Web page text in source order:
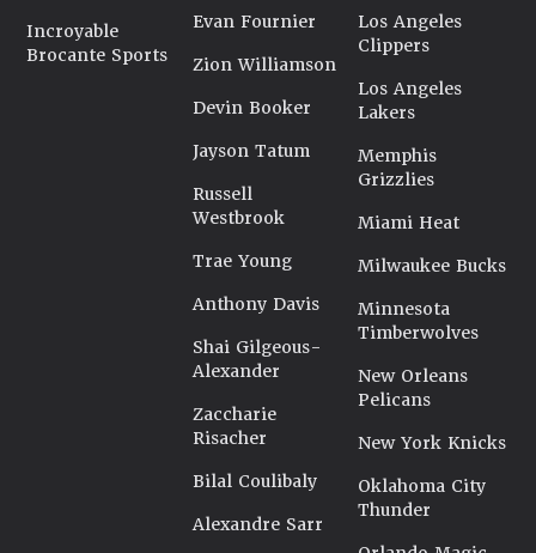
Incroyable
Brocante Sports
Evan Fournier
Zion Williamson
Devin Booker
Jayson Tatum
Russell
Westbrook
Trae Young
Anthony Davis
Shai Gilgeous-
Alexander
Zaccharie
Risacher
Bilal Coulibaly
Alexandre Sarr
Los Angeles
Clippers
Los Angeles
Lakers
Memphis
Grizzlies
Miami Heat
Milwaukee Bucks
Minnesota
Timberwolves
New Orleans
Pelicans
New York Knicks
Oklahoma City
Thunder